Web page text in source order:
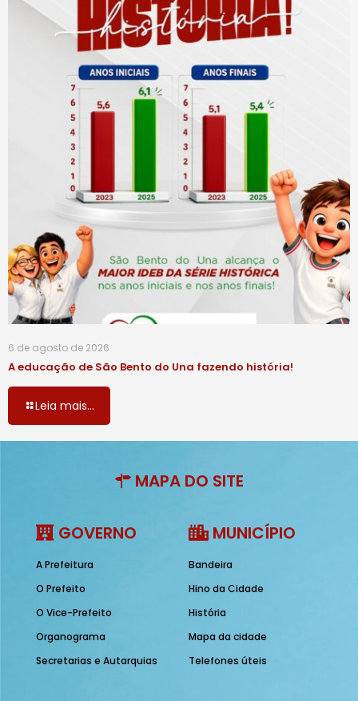
6 de agosto de 2026
A educação de São Bento do Una fazendo história!
Leia mais...
MAPA DO SITE
GOVERNO
A Prefeitura
O Prefeito
O Vice-Prefeito
Organograma
Secretarias e Autarquias
MUNICÍPIO
Bandeira
Hino da Cidade
História
Mapa da cidade
Telefones úteis